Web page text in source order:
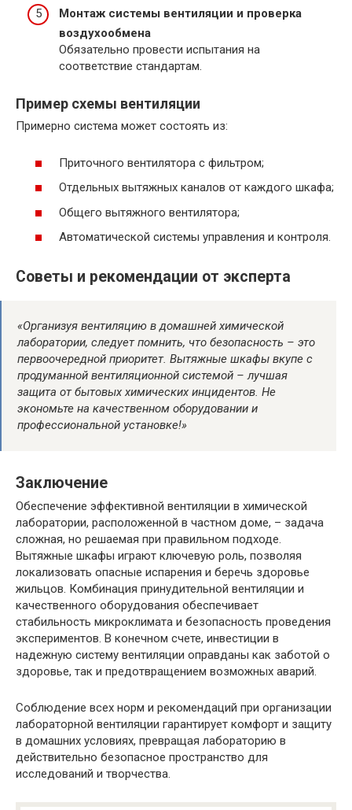
Монтаж системы вентиляции и проверка
воздухообмена
Обязательно провести испытания на
соответствие стандартам.
Пример схемы вентиляции
Примерно система может состоять из:
Приточного вентилятора с фильтром;
Отдельных вытяжных каналов от каждого шкафа;
Общего вытяжного вентилятора;
Автоматической системы управления и контроля.
Советы и рекомендации от эксперта
«Организуя вентиляцию в домашней химической
лаборатории, следует помнить, что безопасность – это
первоочередной приоритет. Вытяжные шкафы вкупе с
продуманной вентиляционной системой – лучшая
защита от бытовых химических инцидентов. Не
экономьте на качественном оборудовании и
профессиональной установке!»
Заключение
Обеспечение эффективной вентиляции в химической
лаборатории, расположенной в частном доме, – задача
сложная, но решаемая при правильном подходе.
Вытяжные шкафы играют ключевую роль, позволяя
локализовать опасные испарения и беречь здоровье
жильцов. Комбинация принудительной вентиляции и
качественного оборудования обеспечивает
стабильность микроклимата и безопасность проведения
экспериментов. В конечном счете, инвестиции в
надежную систему вентиляции оправданы как заботой о
здоровье, так и предотвращением возможных аварий.
Соблюдение всех норм и рекомендаций при организации
лабораторной вентиляции гарантирует комфорт и защиту
в домашних условиях, превращая лабораторию в
действительно безопасное пространство для
исследований и творчества.